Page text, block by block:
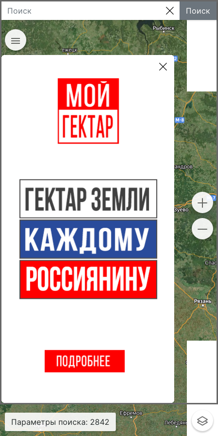
Поиск
Параметры поиска: 2842
Недвижимость